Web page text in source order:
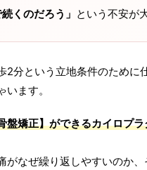
続くのだろう」 という不安が
2分という立地条件のために
ます。
盤矯正】ができるカイロプ
がなぜ繰り返しやすいのか